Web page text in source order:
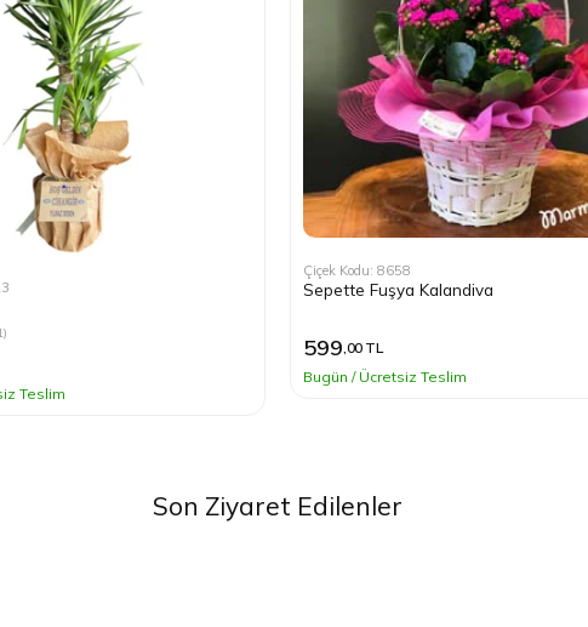
Teslim
Çiçek Kodu: 8658
Sepette Fuşya Kalandiva
599,00 TL
Bugün / Ücretsiz Teslim
Son Ziyaret Edilenler